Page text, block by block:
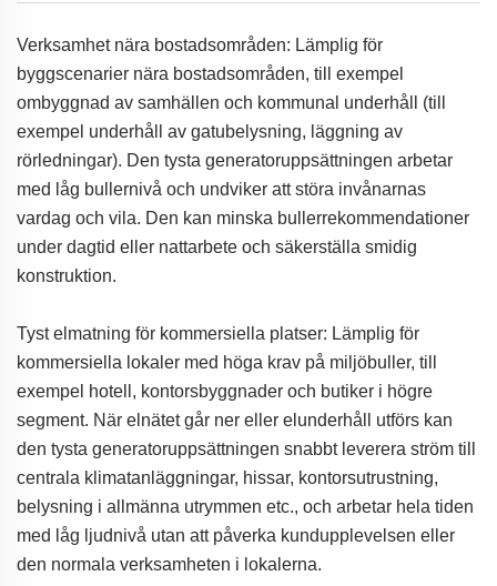
Verksamhet nära bostadsområden: Lämplig för
byggscenarier nära bostadsområden, till exempel
ombyggnad av samhällen och kommunal underhåll (till
exempel underhåll av gatubelysning, läggning av
rörledningar). Den tysta generatoruppsättningen arbetar
med låg bullernivå och undviker att störa invånarnas
vardag och vila. Den kan minska bullerrekommendationer
under dagtid eller nattarbete och säkerställa smidig
konstruktion.
Tyst elmatning för kommersiella platser: Lämplig för
kommersiella lokaler med höga krav på miljöbuller, till
exempel hotell, kontorsbyggnader och butiker i högre
segment. När elnätet går ner eller elunderhåll utförs kan
den tysta generatoruppsättningen snabbt leverera ström till
centrala klimatanläggningar, hissar, kontorsutrustning,
belysning i allmänna utrymmen etc., och arbetar hela tiden
med låg ljudnivå utan att påverka kundupplevelsen eller
den normala verksamheten i lokalerna.